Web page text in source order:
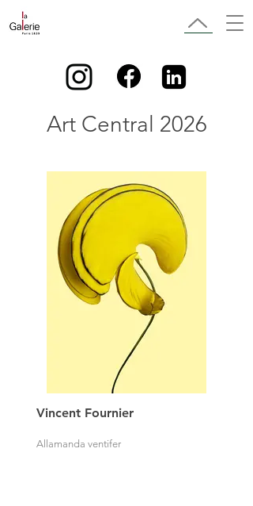
Art Central 2026
Vincent Fournier
Allamanda ventifer